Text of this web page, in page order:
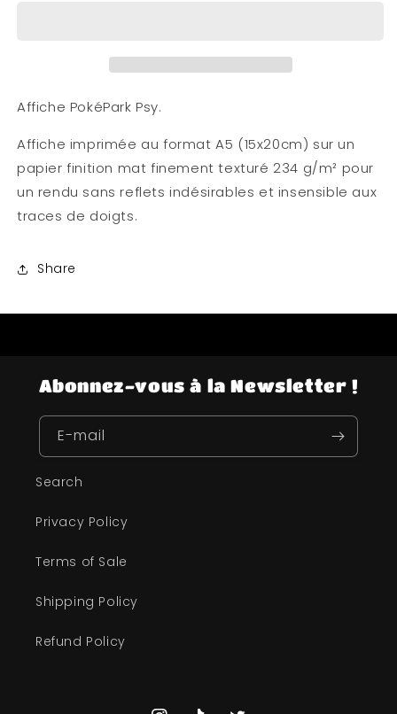
Affiche PokéPark Psy.
Affiche imprimée au format A5 (15x20cm) sur un
papier finition mat finement texturé 234 g/m² pour
un rendu sans reflets indésirables et insensible aux
traces de doigts.
Share
Abonnez-vous à la Newsletter !
E-mail
Search
Privacy Policy
Terms of Sale
Shipping Policy
Refund Policy